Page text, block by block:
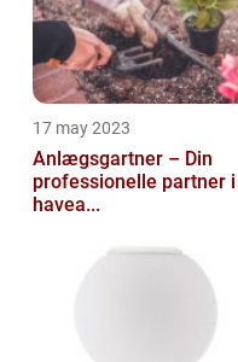
17 may 2023
Anlægsgartner – Din
professionelle partner i
havea...